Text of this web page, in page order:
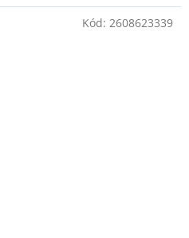
Kód: 2608623339